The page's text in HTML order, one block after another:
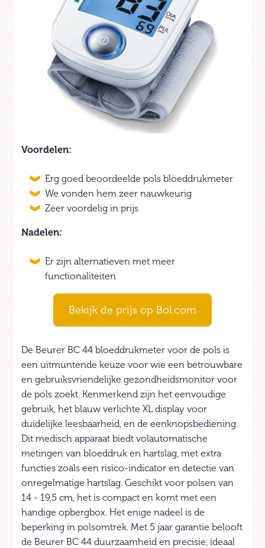
Voordelen:
Erg goed beoordeelde pols bloeddrukmeter
We vonden hem zeer nauwkeurig
Zeer voordelig in prijs
Nadelen:
Er zijn alternatieven met meer
functionaliteiten
Bekijk de prijs op Bol.com
De Beurer BC 44 bloeddrukmeter voor de pols is
een uitmuntende keuze voor wie een betrouwbare
en gebruiksvriendelijke gezondheidsmonitor voor
de pols zoekt. Kenmerkend zijn het eenvoudige
gebruik, het blauw verlichte XL display voor
duidelijke leesbaarheid, en de eenknopsbediening.
Dit medisch apparaat biedt volautomatische
metingen van bloeddruk en hartslag, met extra
functies zoals een risico-indicator en detectie van
onregelmatige hartslag. Geschikt voor polsen van
14 - 19,5 cm, het is compact en komt met een
handige opbergbox. Het enige nadeel is de
beperking in polsomtrek. Met 5 jaar garantie belooft
de Beurer BC 44 duurzaamheid en precisie, ideaal